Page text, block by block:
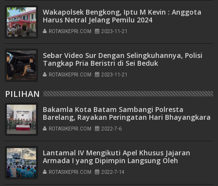
Wakapolsek Bengkong, Iptu M Kevin : Anggota
Harus Netral Jelang Pemilu 2024
ROTASIKEPRI.COM 2023-11-21
Sebar Video Sur Dengan Selingkuhannya, Polisi
Tangkap Pria Beristri di Sei Beduk
ROTASIKEPRI.COM 2023-11-21
PILIHAN
Bakamla Kota Batam Sambangi Polresta
Barelang, Rayakan Peringatan Hari Bhayangkara
ke-76
ROTASIKEPRI.COM 2022-7-6
Lantamal IV Mengikuti Apel Khusus Jajaran
Armada I yang Dipimpin Langsung Oleh
Pangkoarmada I
ROTASIKEPRI.COM 2022-7-14